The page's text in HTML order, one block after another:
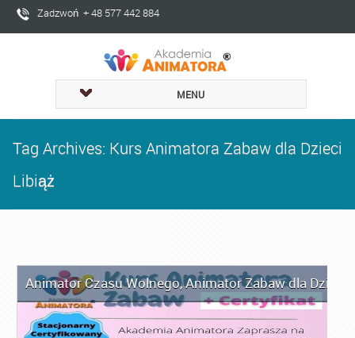
Zadzwoń + 48 577 442 884
MENU
Tag Archives: Kurs Animatora Zabaw dla Dzieci
Libiąż
Animator Czasu Wolnego,Animator Zabaw dla Dzieci